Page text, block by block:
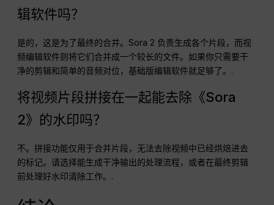
辑软件吗？
是的，这是为了最终的合并。Sora 2 负责生成各个片段，而视
频编辑软件则将它们合并成一个较长的文件。如果你只需要干
净的剪辑和简单的音频对位，基础版编辑软件就足够了。.
将视频片段拼接在一起能去除《Sora
2》的水印吗？
不。拼接功能仅用于合并片段，无法去除视频中已经烘焙进去
的标记。请选择能生成干净输出的处理流程，或者在最终剪辑
前处理好水印清除工作。.